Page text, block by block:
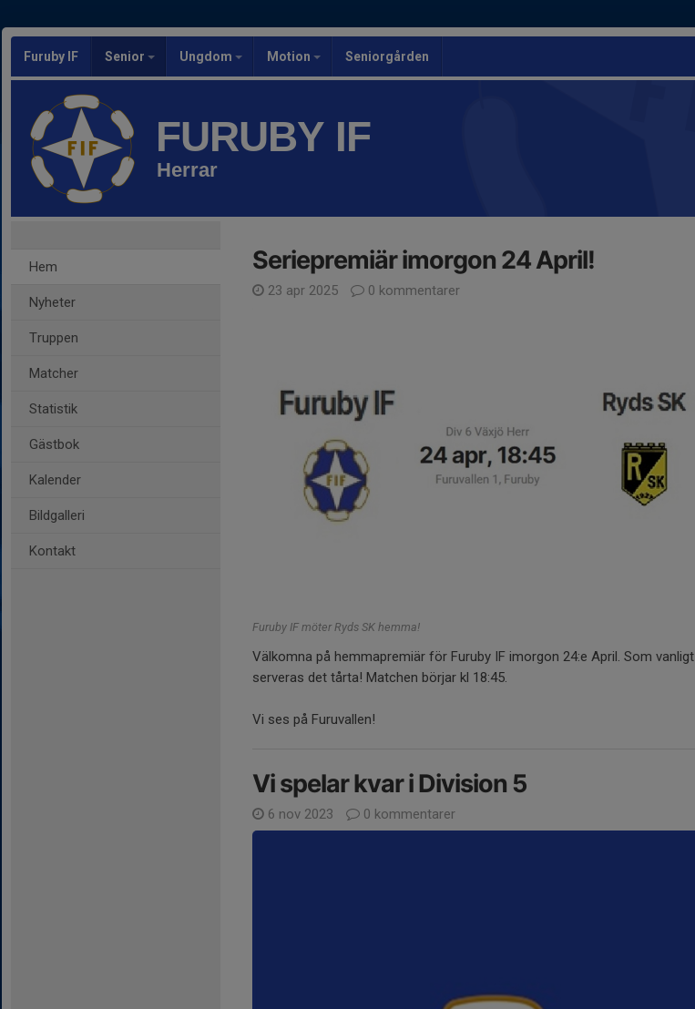
Furuby IF Senior Ungdom Motion Seniorgården
FURUBY IF
Herrar
Hem
Nyheter
Truppen
Matcher
Statistik
Gästbok
Kalender
Bildgalleri
Kontakt
Seriepremiär imorgon 24 April!
23 apr 2025 0 kommentarer
Furuby IF möter Ryds SK hemma!
Välkomna på hemmapremiär för Furuby IF imorgon 24:e April. Som vanligt
serveras det tårta! Matchen börjar kl 18:45.
Vi ses på Furuvallen!
Vi spelar kvar i Division 5
6 nov 2023 0 kommentarer